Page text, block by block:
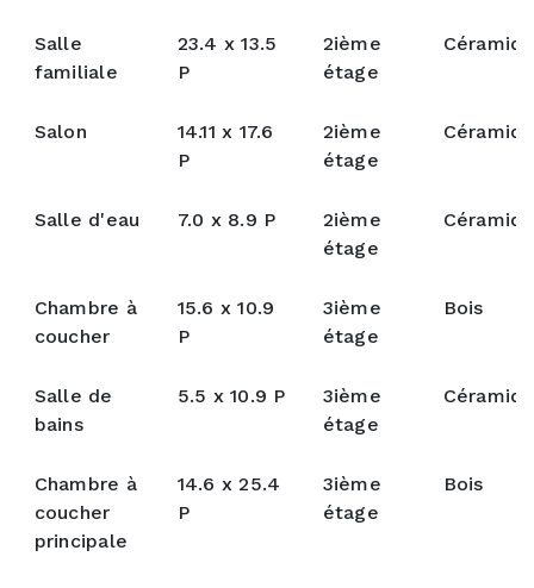
Salle
familiale
23.4 x 13.5
P
2ième
étage
Salon
14.11 x 17.6
P
2ième
étage
Salle d'eau 7.0 x 8.9 P
2ième
étage
Chambre à
coucher
15.6 x 10.9
P
3ième
étage
Bois
Salle de
bains
5.5 x 10.9 P
3ième
étage
Chambre à
coucher
principale
14.6 x 25.4
P
3ième
étage
Bois